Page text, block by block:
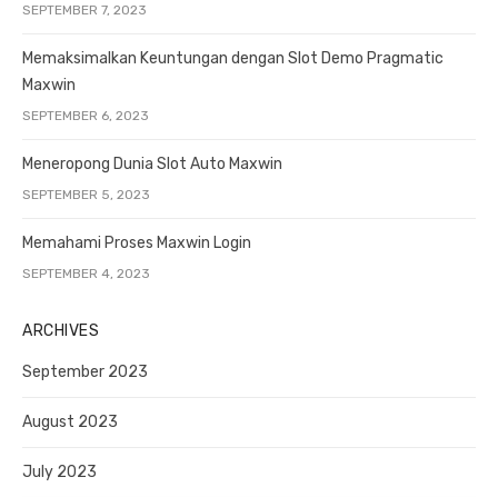
SEPTEMBER 7, 2023
Memaksimalkan Keuntungan dengan Slot Demo Pragmatic
Maxwin
SEPTEMBER 6, 2023
Meneropong Dunia Slot Auto Maxwin
SEPTEMBER 5, 2023
Memahami Proses Maxwin Login
SEPTEMBER 4, 2023
ARCHIVES
September 2023
August 2023
July 2023